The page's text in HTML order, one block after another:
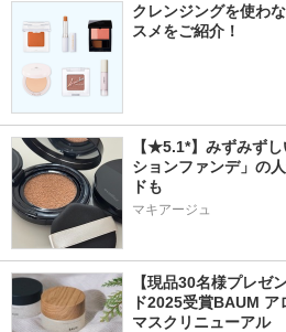
クレンジングを使わ
スメをご紹介！
【★5.1*】みずみず
ションファンデ」の
ドも
マキアージュ
【現品30名様プレゼ
ド2025受賞BAUM
マスクリニューアル